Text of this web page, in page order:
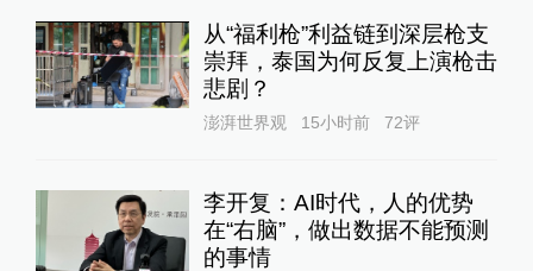
从“福利枪”利益链到深层枪支
崇拜，泰国为何反复上演枪击
悲剧？
澎湃世界观 15小时前 72评
李开复：AI时代，人的优势
在“右脑”，做出数据不能预测
的事情